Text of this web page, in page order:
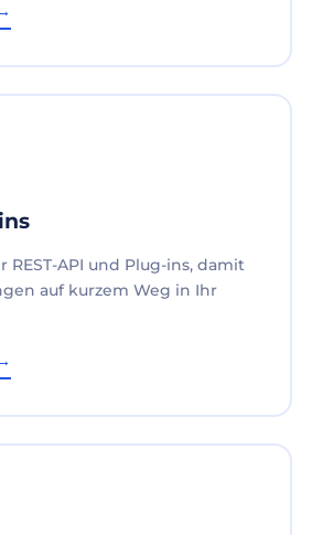
API und Plug-ins, damit
auf kurzem Weg in Ihr